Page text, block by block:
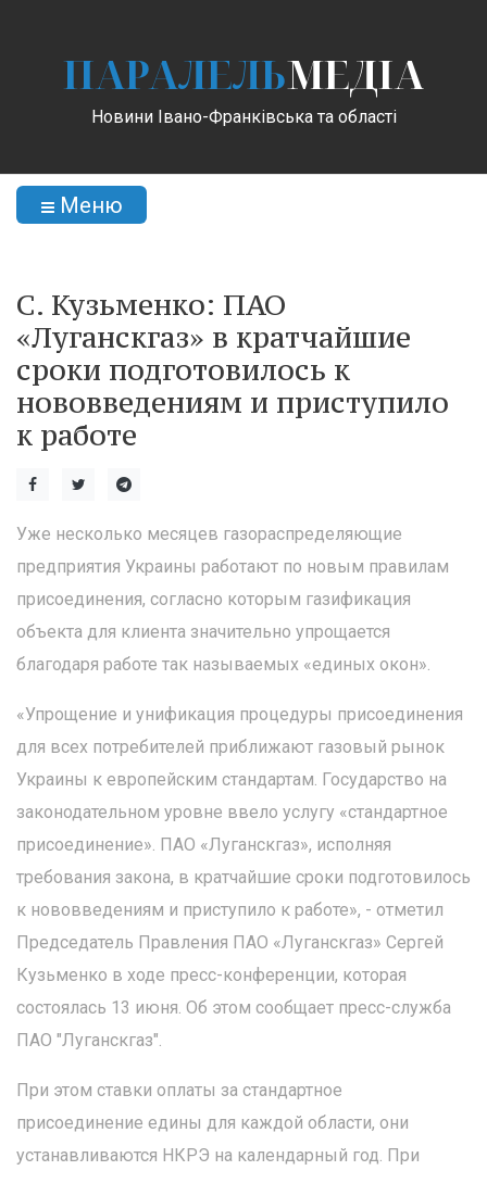
ПАРАЛЕЛЬМЕДІА
Новини Івано-Франківська та області
Меню
С. Кузьменко: ПАО
«Луганскгаз» в кратчайшие
сроки подготовилось к
нововведениям и приступило
к работе
Уже несколько месяцев газораспределяющие
предприятия Украины работают по новым правилам
присоединения, согласно которым газификация
объекта для клиента значительно упрощается
благодаря работе так называемых «единых окон».
«Упрощение и унификация процедуры присоединения
для всех потребителей приближают газовый рынок
Украины к европейским стандартам. Государство на
законодательном уровне ввело услугу «стандартное
присоединение». ПАО «Луганскгаз», исполняя
требования закона, в кратчайшие сроки подготовилось
к нововведениям и приступило к работе», - отметил
Председатель Правления ПАО «Луганскгаз» Сергей
Кузьменко в ходе пресс-конференции, которая
состоялась 13 июня. Об этом сообщает пресс-служба
ПАО "Луганскгаз".
При этом ставки оплаты за стандартное
присоединение едины для каждой области, они
устанавливаются НКРЭ на календарный год. При